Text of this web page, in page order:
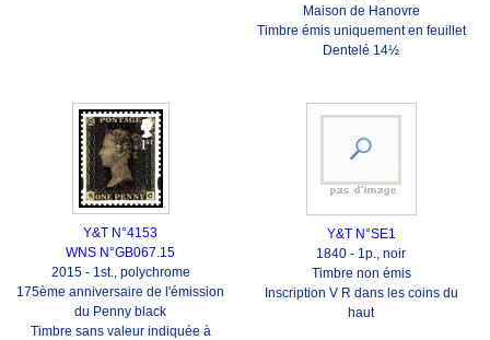
Maison de Hanovre
Timbre émis uniquement en feuillet
Dentelé 14½
Y&T N°4153
WNS N°GB067.15
2015 - 1st., polychrome
175ème anniversaire de l'émission
du Penny black
Timbre sans valeur indiquée à
Y&T N°SE1
1840 - 1p., noir
Timbre non émis
Inscription V R dans les coins du
haut